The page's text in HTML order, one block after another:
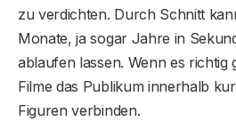
zu verdichten. Durch Schnitt
Monate, ja sogar Jahre in
ablaufen lassen. Wenn es richtig
Filme das Publikum innerhalb
Figuren verbinden.